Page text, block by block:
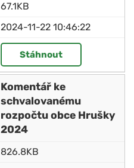
67.1KB
2024-11-22 10:46:22
Stáhnout
Komentář ke
schvalovanému
rozpočtu obce Hrušky
2024
826.8KB